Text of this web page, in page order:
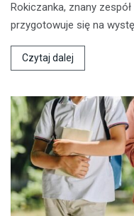
Rokiczanka, znany
przygotowuje się na
Czytaj dalej